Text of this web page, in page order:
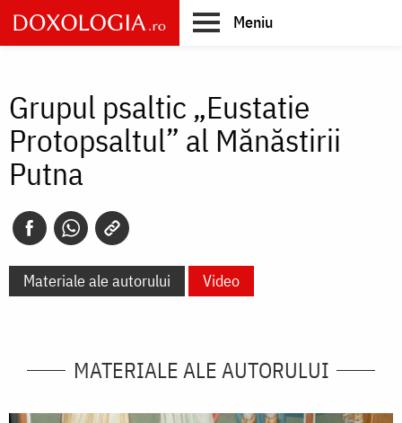
Skip
to
main
Meniu
Grupul psaltic „Eustatie
Protopsaltul” al Mănăstirii
Putna
Materiale ale autorului Video
MATERIALE ALE AUTORULUI